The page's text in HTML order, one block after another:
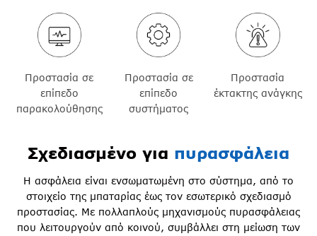
Προστασία σε
επίπεδο
παρακολούθησης
Προστασία σε
επίπεδο
συστήματος
Προστασία
έκτακτης ανάγκης
Σχεδιασμένο για πυρασφάλεια
Η ασφάλεια είναι ενσωματωμένη στο σύστημα, από το
στοιχείο της μπαταρίας έως τον εσωτερικό σχεδιασμό
προστασίας. Με πολλαπλούς μηχανισμούς πυρασφάλειας
που λειτουργούν από κοινού, συμβάλλει στη μείωση των